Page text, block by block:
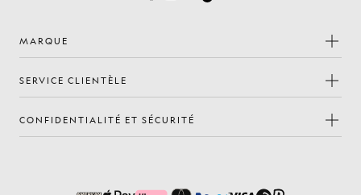
MARQUE
SERVICE CLIENTÈLE
CONFIDENTIALITÉ ET SÉCURITÉ